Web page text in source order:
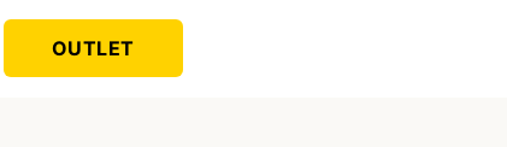
OUTLET